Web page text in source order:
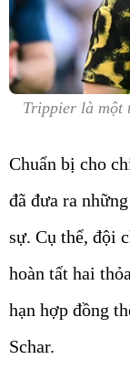
Trippier là một
Chuẩn bị cho
đã đưa ra
sự. Cụ thể, đội
hoàn tất hai
hạn hợp đồng
Schar.